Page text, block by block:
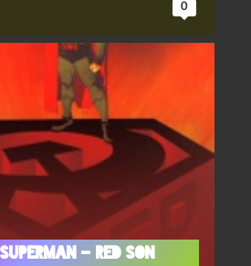
0
– Red Son